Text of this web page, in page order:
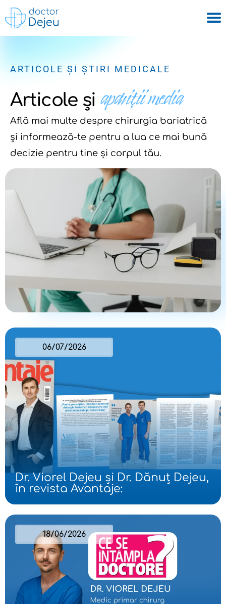
ARTICOLE ȘI ȘTIRI MEDICALE
Articole și apariții media
Află mai multe despre chirurgia bariatrică
și informează-te pentru a lua ce mai bună
decizie pentru tine și corpul tău.
06/07/2026
Dr. Viorel Dejeu și Dr. Dănuț Dejeu,
în revista Avantaje:
18/06/2026